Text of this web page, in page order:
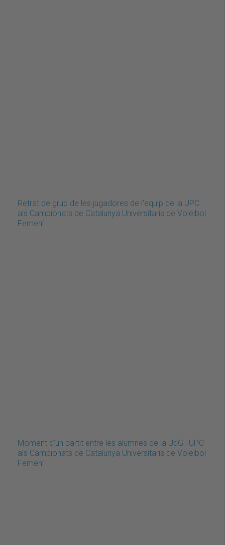
Retrat de grup de les jugadores de l'equip de la UPC
als Campionats de Catalunya Universitaris de Voleibol
Femení
Moment d'un partit entre les alumnes de la UdG i UPC
als Campionats de Catalunya Universitaris de Voleibol
Femení